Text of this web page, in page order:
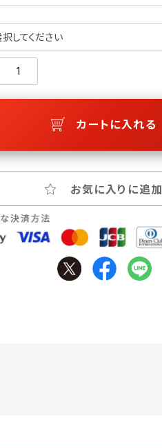
してください
カートに入れる
お気に入りに追加